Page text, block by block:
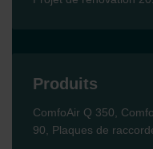
Produits
ComfoAir Q 350,
90, Plaques de